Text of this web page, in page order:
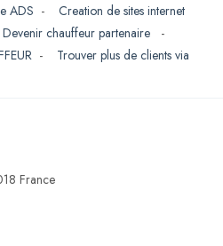
ADS - Creation de sites internet
Devenir chauffeur partenaire
-
- Trouver plus de clients via
France